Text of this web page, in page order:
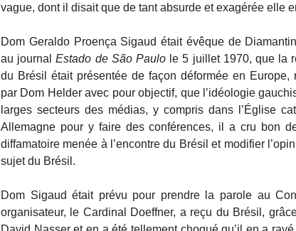
vague, dont il disait que de tant absurde et exagérée elle
Dom Geraldo Proença Sigaud était évêque de
au journalEstado de São Paulole 5 juillet 1970, que la
du Brésil était présentée de façon déformée en Europe,
par Dom Helder avec pour objectif, que l’idéologie
larges secteurs des médias, y compris dans l’Église
Allemagne pour y faire des conférences, il a cru bon
diffamatoire menée à l’encontre du Brésil et modifier
sujet du Brésil.
Dom Sigaud était prévu pour prendre la parole au
organisateur, le Cardinal Doeffner, a reçu du Brésil,